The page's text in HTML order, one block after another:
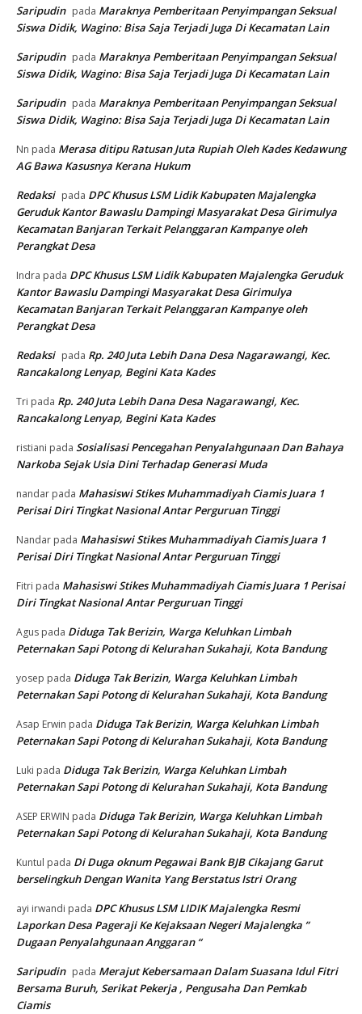
Saripudin pada Maraknya Pemberitaan Penyimpangan Seksual
Siswa Didik, Wagino: Bisa Saja Terjadi Juga Di Kecamatan Lain
Saripudin pada Maraknya Pemberitaan Penyimpangan Seksual
Siswa Didik, Wagino: Bisa Saja Terjadi Juga Di Kecamatan Lain
Saripudin pada Maraknya Pemberitaan Penyimpangan Seksual
Siswa Didik, Wagino: Bisa Saja Terjadi Juga Di Kecamatan Lain
Nn pada Merasa ditipu Ratusan Juta Rupiah Oleh Kades Kedawung
AG Bawa Kasusnya Kerana Hukum
Redaksi pada DPC Khusus LSM Lidik Kabupaten Majalengka
Geruduk Kantor Bawaslu Dampingi Masyarakat Desa Girimulya
Kecamatan Banjaran Terkait Pelanggaran Kampanye oleh
Perangkat Desa
Indra pada DPC Khusus LSM Lidik Kabupaten Majalengka Geruduk
Kantor Bawaslu Dampingi Masyarakat Desa Girimulya
Kecamatan Banjaran Terkait Pelanggaran Kampanye oleh
Perangkat Desa
Redaksi pada Rp. 240 Juta Lebih Dana Desa Nagarawangi, Kec.
Rancakalong Lenyap, Begini Kata Kades
Tri pada Rp. 240 Juta Lebih Dana Desa Nagarawangi, Kec.
Rancakalong Lenyap, Begini Kata Kades
ristiani pada Sosialisasi Pencegahan Penyalahgunaan Dan Bahaya
Narkoba Sejak Usia Dini Terhadap Generasi Muda
nandar pada Mahasiswi Stikes Muhammadiyah Ciamis Juara 1
Perisai Diri Tingkat Nasional Antar Perguruan Tinggi
Nandar pada Mahasiswi Stikes Muhammadiyah Ciamis Juara 1
Perisai Diri Tingkat Nasional Antar Perguruan Tinggi
Fitri pada Mahasiswi Stikes Muhammadiyah Ciamis Juara 1 Perisai
Diri Tingkat Nasional Antar Perguruan Tinggi
Agus pada Diduga Tak Berizin, Warga Keluhkan Limbah
Peternakan Sapi Potong di Kelurahan Sukahaji, Kota Bandung
yosep pada Diduga Tak Berizin, Warga Keluhkan Limbah
Peternakan Sapi Potong di Kelurahan Sukahaji, Kota Bandung
Asap Erwin pada Diduga Tak Berizin, Warga Keluhkan Limbah
Peternakan Sapi Potong di Kelurahan Sukahaji, Kota Bandung
Luki pada Diduga Tak Berizin, Warga Keluhkan Limbah
Peternakan Sapi Potong di Kelurahan Sukahaji, Kota Bandung
ASEP ERWIN pada Diduga Tak Berizin, Warga Keluhkan Limbah
Peternakan Sapi Potong di Kelurahan Sukahaji, Kota Bandung
Kuntul pada Di Duga oknum Pegawai Bank BJB Cikajang Garut
berselingkuh Dengan Wanita Yang Berstatus Istri Orang
ayi irwandi pada DPC Khusus LSM LIDIK Majalengka Resmi
Laporkan Desa Pageraji Ke Kejaksaan Negeri Majalengka ”
Dugaan Penyalahgunaan Anggaran “
Saripudin pada Merajut Kebersamaan Dalam Suasana Idul Fitri
Bersama Buruh, Serikat Pekerja , Pengusaha Dan Pemkab
Ciamis